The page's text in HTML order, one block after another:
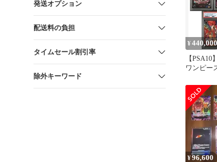
発送オプション
配送料の負担
タイムセール割引率
除外キーワード
¥ 440,000
【PSA10
ワンピー
¥96,600